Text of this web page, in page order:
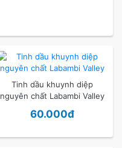
Tinh dầu khuynh diệp
nguyên chất Labambi Valley
60.000đ